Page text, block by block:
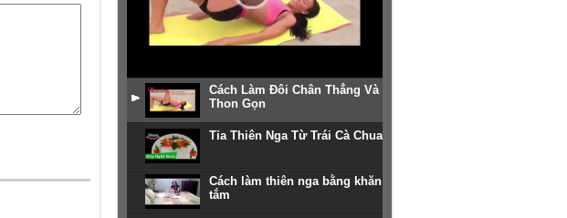
Cách Làm Đôi Chân Thẳng Và
Thon Gọn
Tỉa Thiên Nga Từ Trái Cà Chua
Cách làm thiên nga bằng khăn
tắm